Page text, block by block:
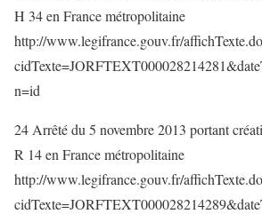
H 34 en France métropolitaine
http://www.legifrance.gouv.fr/
n=id
24 Arrêté du 5 novembre 2013 portant
R 14 en France métropolitaine
http://www.legifrance.gouv.fr/